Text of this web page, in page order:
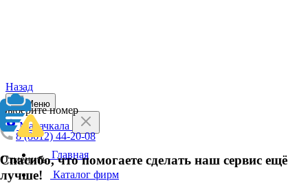
Назад
Выберите номер
8 (8612) 44-20-08
Отменить
Спасибо, что помогаете сделать наш сервис ещё
лучше!
Меню
Махачкала
Главная
Каталог фирм